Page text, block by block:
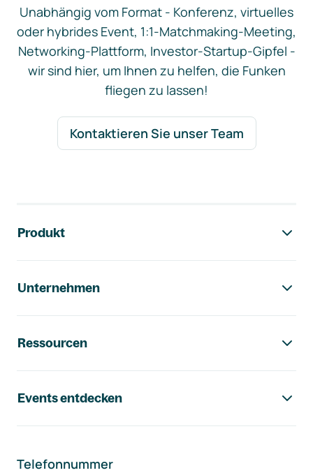
Unabhängig vom Format - Konferenz, virtuelles
oder hybrides Event, 1:1-Matchmaking-Meeting,
Networking-Plattform, Investor-Startup-Gipfel -
wir sind hier, um Ihnen zu helfen, die Funken
fliegen zu lassen!
Kontaktieren Sie unser Team
Produkt
Unternehmen
Ressourcen
Events entdecken
Telefonnummer